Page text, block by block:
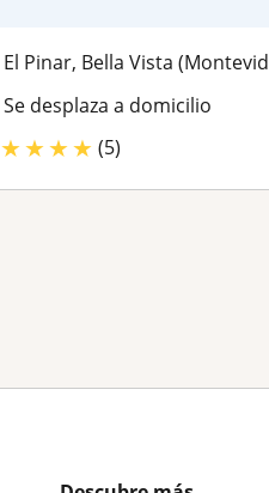
El Pinar, Bella Vista (Montevideo)
Se desplaza a domicilio
★★★★ (5)